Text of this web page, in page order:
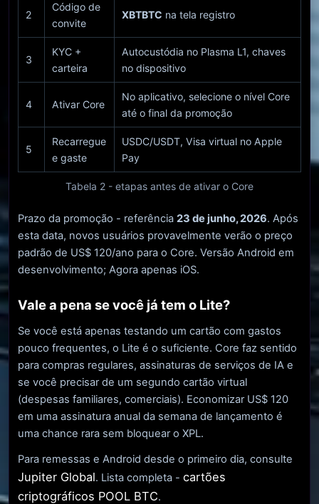
Tabela 2 - etapas antes de ativar o Core
2
Código de
convite
XBTBTC na tela registro
3
KYC +
carteira
Autocustódia no Plasma L1, chaves
no dispositivo
4 Ativar Core
No aplicativo, selecione o nível Core
até o final da promoção
5
Recarregue
e gaste
USDC/USDT, Visa virtual no Apple
Pay
Prazo da promoção - referência 23 de junho, 2026. Após
esta data, novos usuários provavelmente verão o preço
padrão de US$ 120/ano para o Core. Versão Android em
desenvolvimento; Agora apenas iOS.
Vale a pena se você já tem o Lite?
Se você está apenas testando um cartão com gastos
pouco frequentes, o Lite é o suficiente. Core faz sentido
para compras regulares, assinaturas de serviços de IA e
se você precisar de um segundo cartão virtual
(despesas familiares, comerciais). Economizar US$ 120
em uma assinatura anual da semana de lançamento é
uma chance rara sem bloquear o XPL.
Para remessas e Android desde o primeiro dia, consulte
Jupiter Global. Lista completa - cartões
criptográficos POOL BTC.